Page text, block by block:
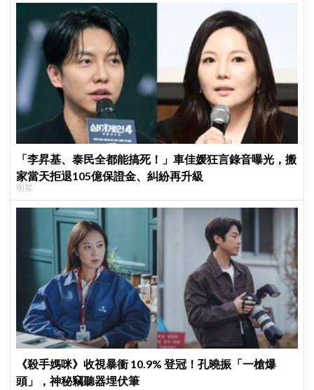
「李昇基、泰民全都能搞死！」車佳媛狂言錄音曝光，搬
家當天拒退105億保證金、糾紛再升級
明星
《殺手媽咪》收視暴衝 10.9% 登冠！孔曉振「一槍爆
頭」，神秘竊聽器埋伏筆